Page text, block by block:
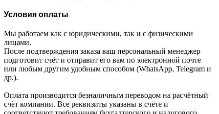
Условия оплаты
Мы работаем как с юридическими, так и с физическими
лицами.
После подтверждения заказа ваш персональный менеджер
подготовит счёт и отправит его вам по электронной почте
или любым другим удобным способом (WhatsApp, Telegram и
др.).
Оплата производится безналичным переводом на расчётный
счёт компании. Все реквизиты указаны в счёте и